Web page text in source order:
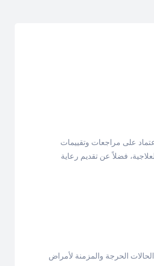
على مراجعات وتقييمات
فضلاً عن تقديم رعاية
الحرجة والمزمنة لأمراض